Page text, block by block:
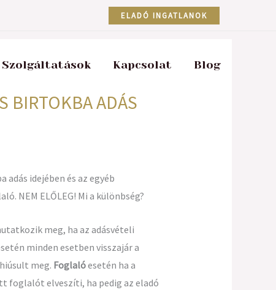
ELADÓ INGATLANOK
Szolgáltatások Kapcsolat Blog
BIRTOKBA ADÁS
idejében és az egyéb
NEM ELŐLEG! Mi a különbség?
meg, ha az adásvételi
minden esetben visszajár a
meg. Foglalóesetén ha a
foglalót elveszíti, ha pedig az eladó